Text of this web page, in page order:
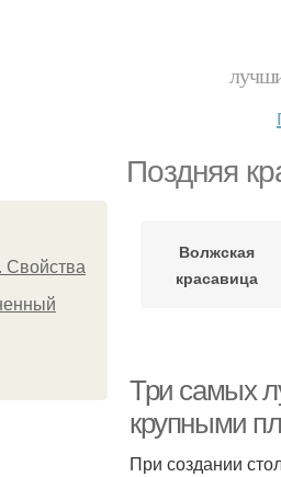
Поздняя
Свойства
Волжская
красавица
Три самых
крупными
При создании